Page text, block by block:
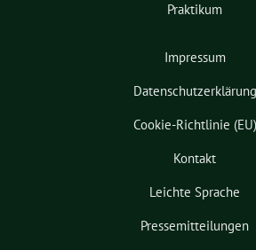
Praktikum
Impressum
Datenschutzerklärung
Cookie-Richtlinie (EU)
Kontakt
Leichte Sprache
Pressemitteilungen